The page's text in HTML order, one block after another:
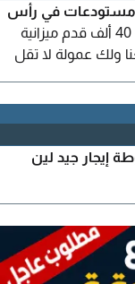
مستودعات في رأس
الخور أو القوز يفضل مساحة الأرض 30 ألف أو 40 ألف قدم ميزانية
ولك عمولة لا تقل
من 10 الى 17 أو حوطة إيجار جيد لين